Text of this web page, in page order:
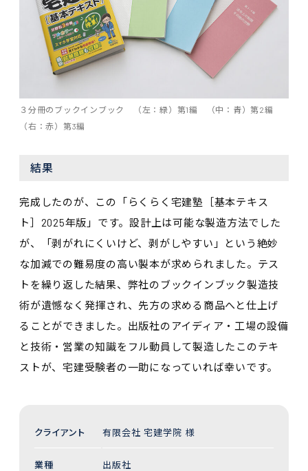
３分冊のブックインブック （左：緑）第1編 （中：青）第2編
（右：赤）第3編
結果
完成したのが、この「らくらく宅建塾［基本テキス
ト］2025年版」です。設計上は可能な製造方法でした
が、「剥がれにくいけど、剥がしやすい」という絶妙
な加減での難易度の高い製本が求められました。テス
トを繰り返した結果、弊社のブックインブック製造技
術が遺憾なく発揮され、先方の求める商品へと仕上げ
ることができました。出版社のアイディア・工場の設備
と技術・営業の知識をフル動員して製造したこのテキ
ストが、宅建受験者の一助になっていれば幸いです。
クライアント 有限会社 宅建学院 様
業種 出版社